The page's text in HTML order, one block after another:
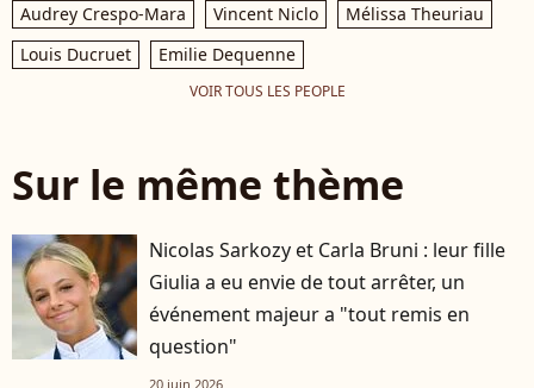
Audrey Crespo-Mara
Vincent Niclo
Mélissa Theuriau
Louis Ducruet
Emilie Dequenne
VOIR TOUS LES PEOPLE
Sur le même thème
Nicolas Sarkozy et Carla Bruni : leur fille
Giulia a eu envie de tout arrêter, un
événement majeur a "tout remis en
question"
20 juin 2026